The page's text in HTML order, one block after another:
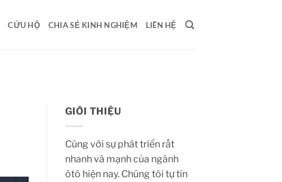
CỨU HỘ CHIA SẺ KINH NGHIỆM LIÊN HỆ
GIỚI THIỆU
Cùng với sự phát triển rất
nhanh và mạnh của ngành
ôtô hiện nay. Chúng tôi tự tin